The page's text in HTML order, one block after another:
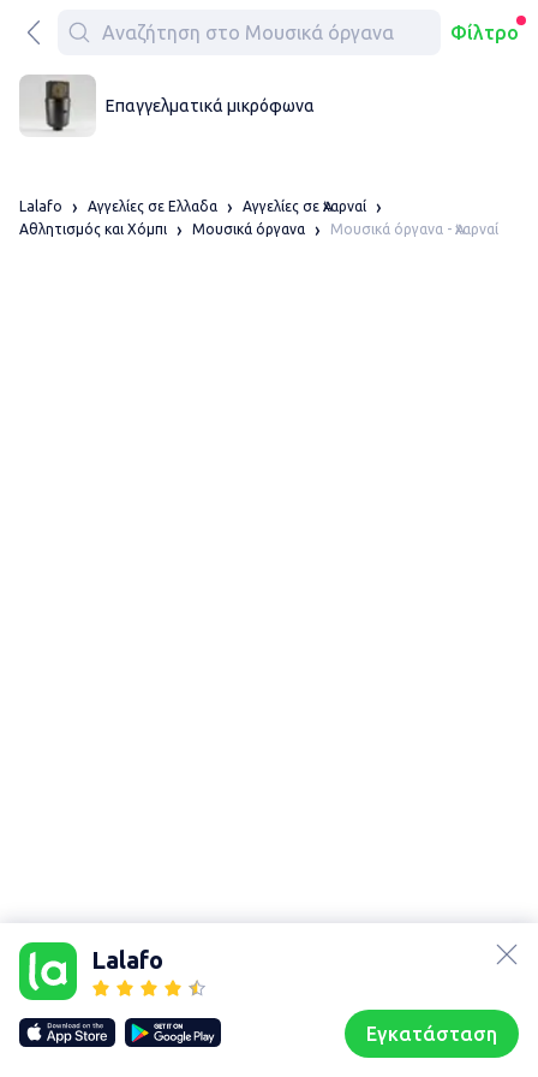
Φίλτρο
Επαγγελματικά μικρόφωνα
Lalafo
Εγκατάσταση
Lalafo Αγγελίες σε Ελλαδα
Αγγελίες σε Ἀχαρναί
Αθλητισμός και Χόμπι
Μουσικά όργανα Μουσικά όργανα - Ἀχαρναί
Our websites
lalafo.kg
lalafo.rs
lalafo.pl
Sitemap
Χάρτης
Συζητήσεις Προφίλ